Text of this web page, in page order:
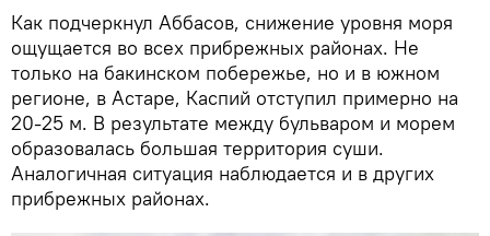
Как подчеркнул Аббасов, снижение уровня моря
ощущается во всех прибрежных районах. Не
только на бакинском побережье, но и в южном
регионе, в Астаре, Каспий отступил примерно на
20-25 м. В результате между бульваром и морем
образовалась большая территория суши.
Аналогичная ситуация наблюдается и в других
прибрежных районах.